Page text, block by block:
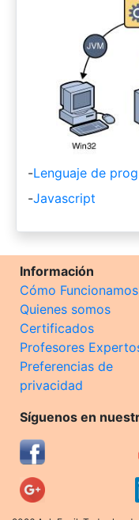
-Lenguaje de
-Javascript
Información
Cómo Funcionamos
Quienes somos
Certificados
Profesores
Preferencias de
privacidad
Síguenos en